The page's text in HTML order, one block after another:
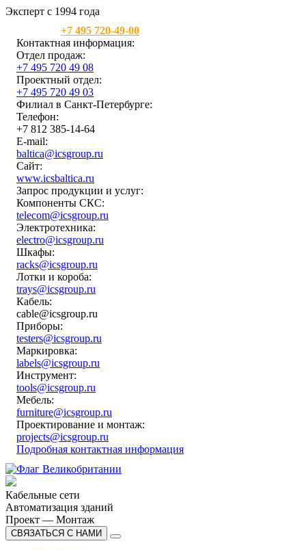
Эксперт с 1994 года
+7 495 720-49-00
Контактная информация:
Отдел продаж:
+7 495 720 49 08
Проектный отдел:
+7 495 720 49 03
Филиал в Санкт-Петербурге:
Телефон:
+7 812 385-14-64
E-mail:
baltica@icsgroup.ru
Сайт:
www.icsbaltica.ru
Запрос продукции и услуг:
Компоненты СКС:
telecom@icsgroup.ru
Электротехника:
electro@icsgroup.ru
Шкафы:
racks@icsgroup.ru
Лотки и короба:
trays@icsgroup.ru
Кабель:
cable@icsgroup.ru
Приборы:
testers@icsgroup.ru
Маркировка:
labels@icsgroup.ru
Инструмент:
tools@icsgroup.ru
Мебель:
furniture@icsgroup.ru
Проектирование и монтаж:
projects@icsgroup.ru
Подробная контактная информация
Кабельные сети
Автоматизация зданий
Проект — Монтаж
СВЯЗАТЬСЯ С НАМИ